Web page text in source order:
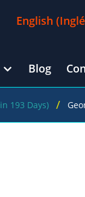
English (
Blog
/ George